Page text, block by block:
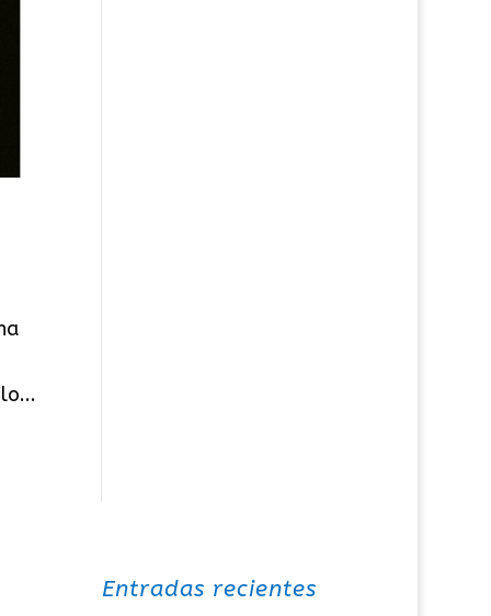
Entradas recientes